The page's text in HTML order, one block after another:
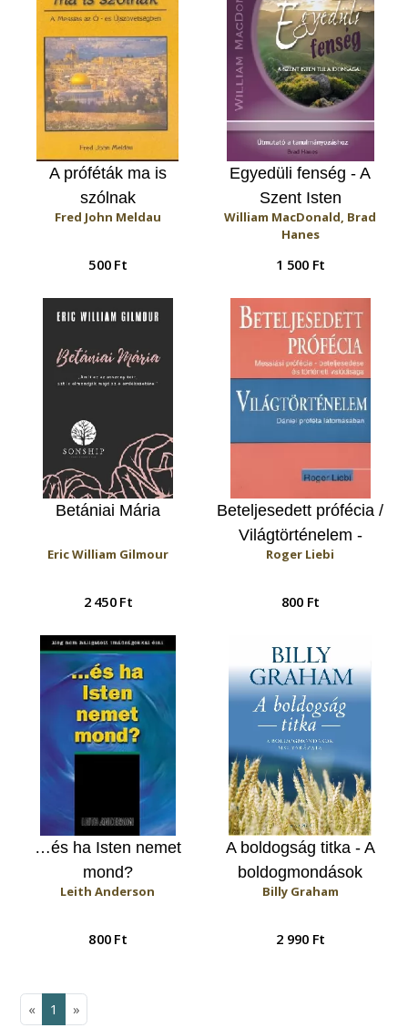
A próféták ma is
szólnak
Fred John Meldau
500 Ft
Egyedüli fenség - A
Szent Isten
tulajdonságai
William MacDonald, Brad
Hanes
1 500 Ft
Betániai Mária
Eric William Gilmour
2 450 Ft
Beteljesedett prófécia /
Világtörténelem -
Dániel próféta
Roger Liebi
800 Ft
…és ha Isten nemet
mond?
Leith Anderson
800 Ft
A boldogság titka - A
boldogmondások
magyarázata
Billy Graham
2 990 Ft
« 1 »